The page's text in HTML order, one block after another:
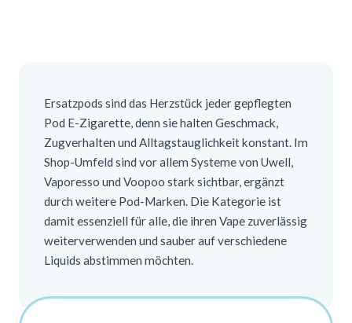
Ersatzpods sind das Herzstück jeder gepflegten
Pod E-Zigarette, denn sie halten Geschmack,
Zugverhalten und Alltagstauglichkeit konstant. Im
Shop-Umfeld sind vor allem Systeme von Uwell,
Vaporesso und Voopoo stark sichtbar, ergänzt
durch weitere Pod-Marken. Die Kategorie ist
damit essenziell für alle, die ihren Vape zuverlässig
weiterverwenden und sauber auf verschiedene
Liquids abstimmen möchten.